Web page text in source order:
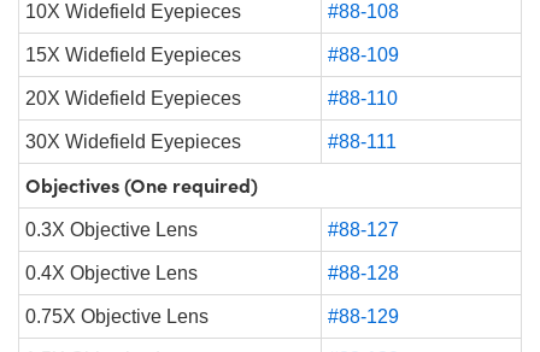
10X Widefield Eyepieces #88-108
15X Widefield Eyepieces #88-109
20X Widefield Eyepieces #88-110
30X Widefield Eyepieces #88-111
Objectives (One required)
0.3X Objective Lens #88-127
0.4X Objective Lens #88-128
0.75X Objective Lens #88-129